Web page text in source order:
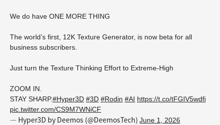
We do have ONE MORE THING
The world’s first, 12K Texture Generator, is now beta for all
business subscribers.
Just turn the Texture Thinking Effort to Extreme-High
ZOOM IN.
STAY SHARP.#Hyper3D #3D #Rodin #AI https://t.co/tFGIV5wdfi
pic.twitter.com/CS9M7WNiCF
— Hyper3D by Deemos (@DeemosTech) June 1, 2026